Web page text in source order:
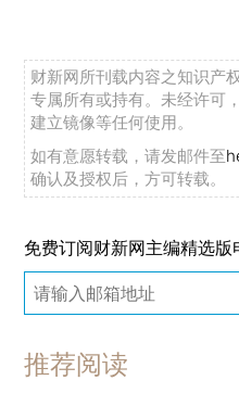
财新网所刊载内容之知识产
专属所有或持有。未经许可
建立镜像等任何使用。
如有意愿转载，请发邮件至
确认及授权后，方可转载。
免费订阅财新网主编精选版
推荐阅读